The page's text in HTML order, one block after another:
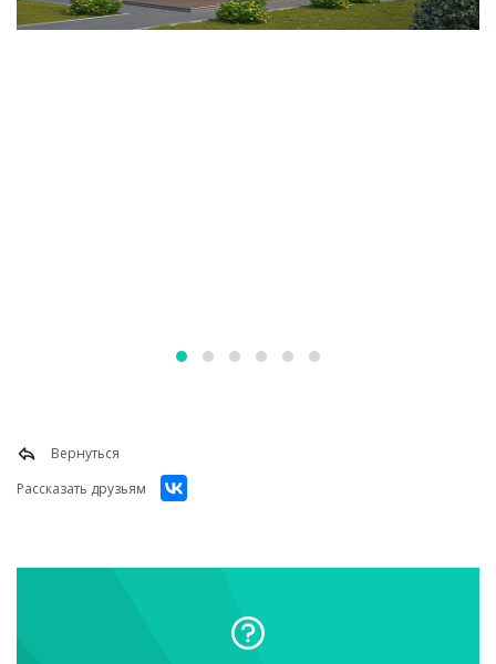
Вернуться
Рассказать друзьям